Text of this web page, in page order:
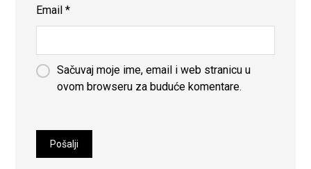
Email*
Sačuvaj moje ime, email i web stranicu u
ovom browseru za buduće komentare.